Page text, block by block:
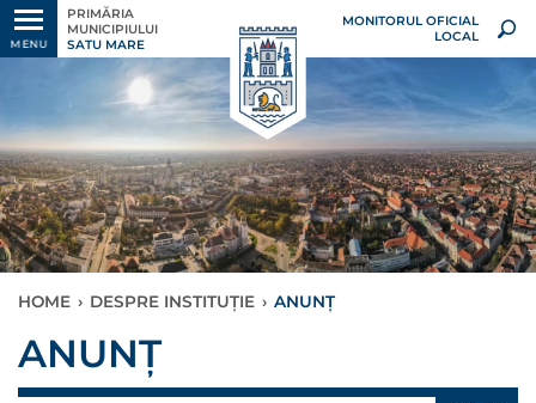
MENU
PRIMĂRIA
MUNICIPIULUI
SATU MARE
MONITORUL OFICIAL
LOCAL
HOME › DESPRE INSTITUȚIE › ANUNȚ
ANUNȚ